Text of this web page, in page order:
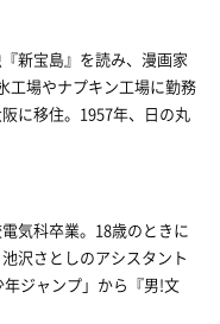
新宝島』を読み、漫画家
工場やナプキン工場に勤務
に移住。1957年、日の丸
気科卒業。18歳のときに
沢さとしのアシスタント
ジャンプ」から『男!文